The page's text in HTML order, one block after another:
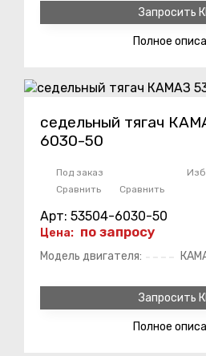
Запросить
Полное
седельный тягач
6030-50
Под заказ
Сравнить
Сравнить
Арт: 53504-6030-50
Цена: по запросу
Модель двигателя:
Запросить
Полное